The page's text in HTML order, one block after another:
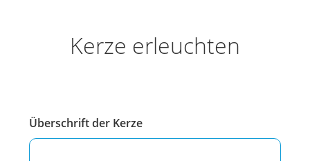
Kerze erleuchten
Überschrift der Kerze